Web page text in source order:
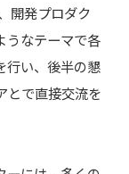
開発プロダク
うなテーマで各
行い、後半の懇
とで直接交流を